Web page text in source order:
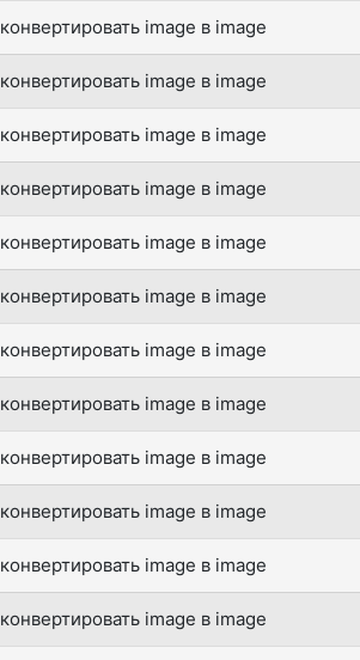
конвертировать image в image
конвертировать image в image
конвертировать image в image
конвертировать image в image
конвертировать image в image
конвертировать image в image
конвертировать image в image
конвертировать image в image
конвертировать image в image
конвертировать image в image
конвертировать image в image
конвертировать image в image